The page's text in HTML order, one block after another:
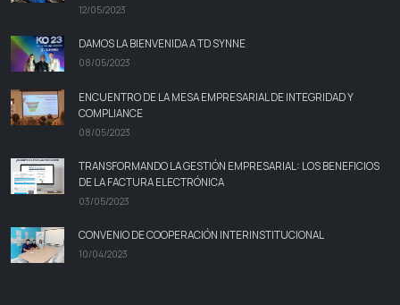
12/05/2023
DAMOS LA BIENVENIDA A TD SYNNE
08/05/2023
ENCUENTRO DE LA MESA EMPRESARIAL DE INTEGRIDAD Y
COMPLIANCE
08/05/2023
TRANSFORMANDO LA GESTIÓN EMPRESARIAL: LOS BENEFICIOS
DE LA FACTURA ELECTRÓNICA
03/05/2023
CONVENIO DE COOPERACIÓN INTERINSTITUCIONAL
10/04/2023